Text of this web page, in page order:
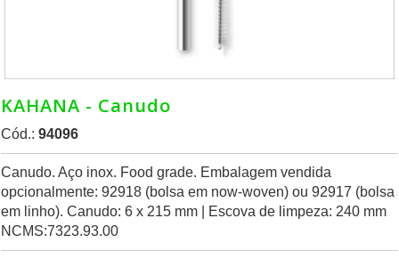
KAHANA - Canudo
Cód.: 94096
Canudo. Aço inox. Food grade. Embalagem vendida
opcionalmente: 92918 (bolsa em now-woven) ou 92917 (bolsa
em linho). Canudo: 6 x 215 mm | Escova de limpeza: 240 mm
NCMS:7323.93.00